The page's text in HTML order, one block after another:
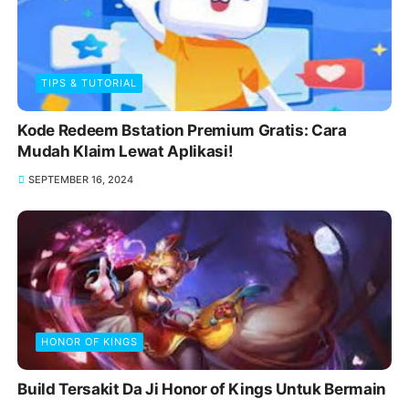
TIPS & TUTORIAL
Kode Redeem Bstation Premium Gratis: Cara
Mudah Klaim Lewat Aplikasi!
SEPTEMBER 16, 2024
HONOR OF KINGS
Build Tersakit Da Ji Honor of Kings Untuk Bermain